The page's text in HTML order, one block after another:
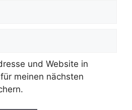
und Website in
meinen nächsten